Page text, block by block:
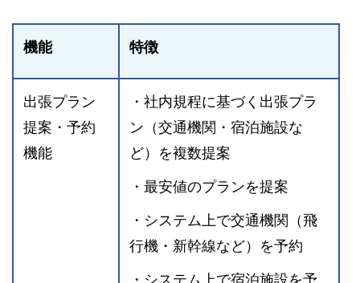
機能 特徴
出張プラン
提案・予約
機能
・社内規程に基づく出張プラ
ン（交通機関・宿泊施設な
ど）を複数提案
・最安値のプランを提案
・システム上で交通機関（飛
行機・新幹線など）を予約
・システム上で宿泊施設を予